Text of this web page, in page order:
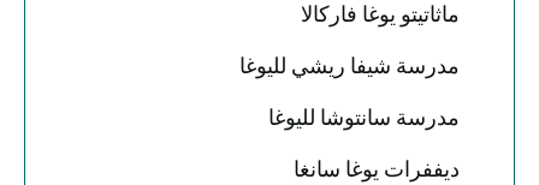
ماثاتيتو يوغا فاركالا
مدرسة شيفا ريشي لليوغا
مدرسة سانتوشا لليوغا
ديففرات يوغا سانغا